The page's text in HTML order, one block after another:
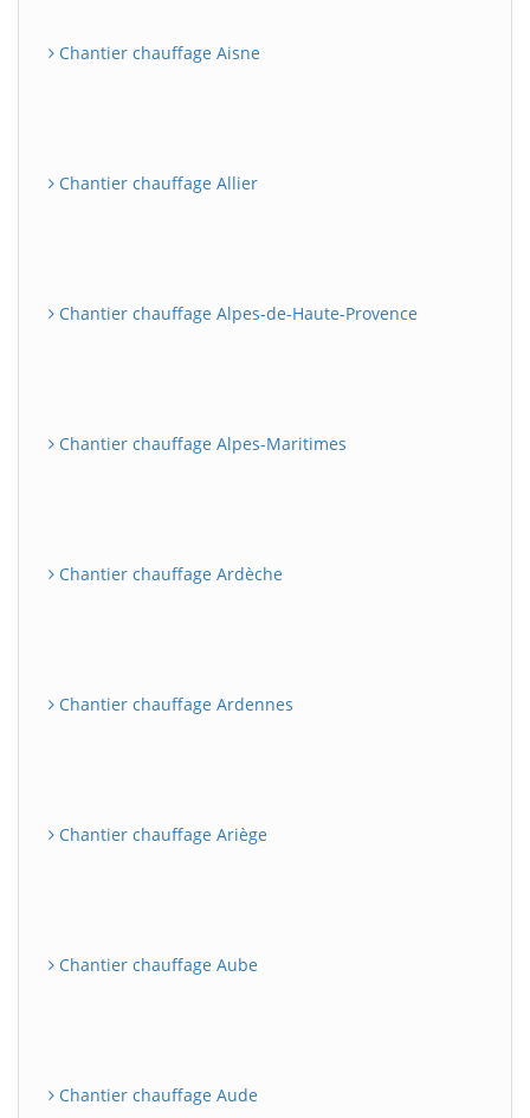
Chantier chauffage Aisne
Chantier chauffage Allier
Chantier chauffage Alpes-de-Haute-Provence
Chantier chauffage Alpes-Maritimes
Chantier chauffage Ardèche
Chantier chauffage Ardennes
Chantier chauffage Ariège
Chantier chauffage Aube
Chantier chauffage Aude